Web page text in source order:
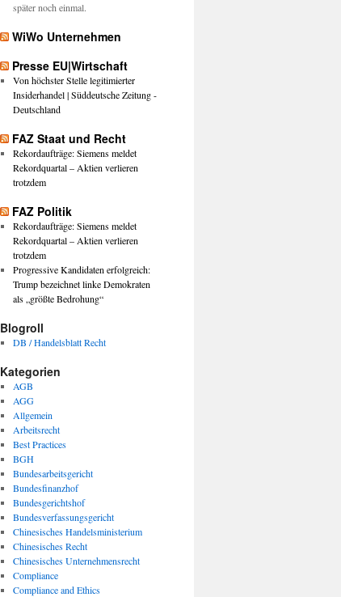
später noch einmal.
WiWo Unternehmen
Presse EU|Wirtschaft
Von höchster Stelle legitimierter
Insiderhandel | Süddeutsche Zeitung -
Deutschland
FAZ Staat und Recht
Rekordaufträge: Siemens meldet
Rekordquartal – Aktien verlieren
trotzdem
FAZ Politik
Rekordaufträge: Siemens meldet
Rekordquartal – Aktien verlieren
trotzdem
Progressive Kandidaten erfolgreich:
Trump bezeichnet linke Demokraten
als „größte Bedrohung“
Blogroll
DB / Handelsblatt Recht
Kategorien
AGB
AGG
Allgemein
Arbeitsrecht
Best Practices
BGH
Bundesarbeitsgericht
Bundesfinanzhof
Bundesgerichtshof
Bundesverfassungsgericht
Chinesisches Handelsministerium
Chinesisches Recht
Chinesisches Unternehmensrecht
Compliance
Compliance and Ethics